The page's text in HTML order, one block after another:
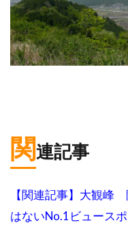
関連記事
【関連記事】大観峰
はないNo.1ビュースポ